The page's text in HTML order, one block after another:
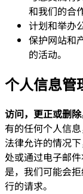
和我们的合
计划和举办
保护网站和
的活动。
个人信息管
访问，更正或删除
有的任何个人信
法律允许的情况
处或通过电子邮
是，我们可能会
行的请求。